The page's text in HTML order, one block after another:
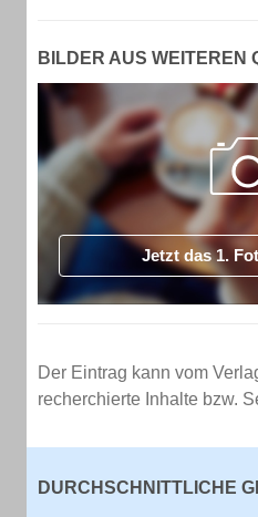
BILDER AUS WEITEREN
Jetzt das 1.
Der Eintrag kann vom
recherchierte Inhalte bzw.
DURCHSCHNITTLICHE